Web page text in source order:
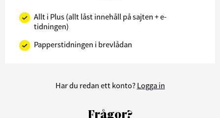
Allt i Plus (allt låst innehåll på sajten + e-
tidningen)
Papperstidningen i brevlådan
Har du redan ett konto? Logga in
Frågor?